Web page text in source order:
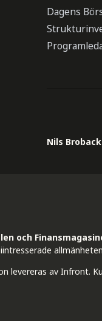
Dagens
Nils
och
levereras av Infront.